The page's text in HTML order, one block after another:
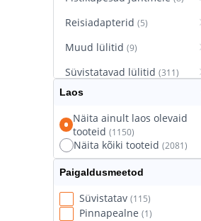
Reisiadapterid (5)
Muud lülitid (9)
Süvistatavad lülitid (311)
Süvistatavad pistikupesad
Termostaatlülitid
Laos
Näita ainult laos olevaid
tooteid (1150)
Näita kõiki tooteid (2081)
Paigaldusmeetod
Süvistatav (115)
Pinnapealne (1)